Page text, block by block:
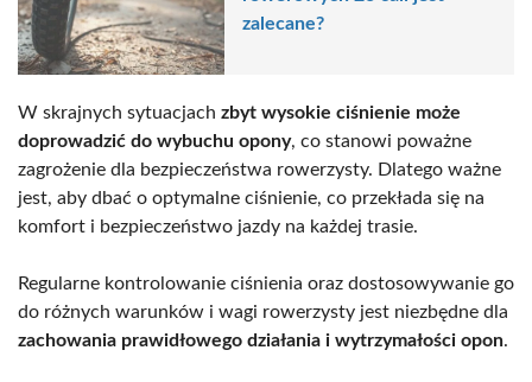
zalecane?
W skrajnych sytuacjach zbyt wysokie ciśnienie może
doprowadzić do wybuchu opony, co stanowi poważne
zagrożenie dla bezpieczeństwa rowerzysty. Dlatego ważne
jest, aby dbać o optymalne ciśnienie, co przekłada się na
komfort i bezpieczeństwo jazdy na każdej trasie.
Regularne kontrolowanie ciśnienia oraz dostosowywanie go
do różnych warunków i wagi rowerzysty jest niezbędne dla
zachowania prawidłowego działania i wytrzymałości opon.